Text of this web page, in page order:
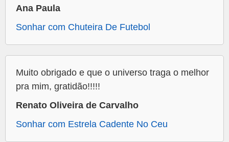
Ana Paula
Sonhar com Chuteira De Futebol
Muito obrigado e que o universo traga o melhor
pra mim, gratidão!!!!!
Renato Oliveira de Carvalho
Sonhar com Estrela Cadente No Ceu